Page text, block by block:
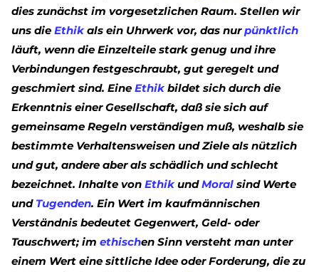
dies zunächst im vorgesetzlichen Raum. Stellen wir
uns die Ethik als ein Uhrwerk vor, das nurpünktlich
läuft, wenn die Einzelteile stark genug und ihre
Verbindungen festgeschraubt, gut geregelt und
geschmiert sind. Eine Ethik bildet sich durch die
Erkenntnis einer Gesellschaft, daß sie sich auf
gemeinsame Regeln verständigen muß, weshalb sie
bestimmte Verhaltensweisen und Ziele als nützlich
und gut, andere aber als schädlich und schlecht
bezeichnet. Inhalte von Ethik undMoral sind Werte
und Tugenden. Ein Wert im kaufmännischen
Verständnis bedeutet Gegenwert, Geld- oder
Tauschwert; im ethischen Sinn versteht man unter
einem Wert eine sittliche Idee oder Forderung, die zu